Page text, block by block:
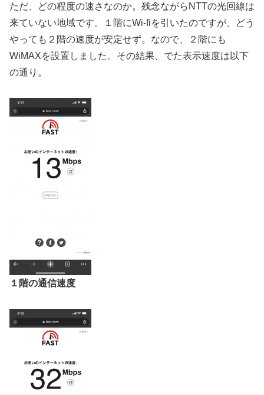
ただ、どの程度の速さなのか。残念ながらNTTの光回線は
来ていない地域です。１階にWi-fiを引いたのですが、どう
やっても２階の速度が安定せず。なので、２階にも
WiMAXを設置しました。その結果、でた表示速度は以下
の通り。
１階の通信速度